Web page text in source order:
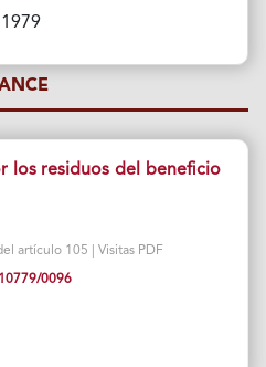
los residuos del beneficio
artículo 105 | Visitas PDF
0096